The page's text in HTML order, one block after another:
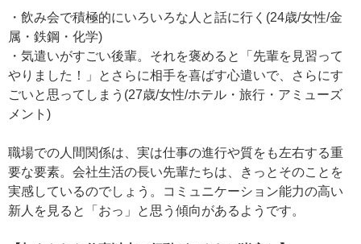
・飲み会で積極的にいろいろな人と話に行く(24歳/女性/金
属・鉄鋼・化学)
・気遣いがすごい後輩。それを褒めると「先輩を見習って
やりました！」とさらに相手を喜ばす心遣いで、さらにす
ごいと思ってしまう(27歳/女性/ホテル・旅行・アミューズ
メント)
職場での人間関係は、実は仕事の進行や質をも左右する重
要な要素。会社生活の長い先輩たちは、きっとそのことを
実感しているのでしょう。コミュニケーション能力の高い
新人を見ると「おっ」と思う傾向があるようです。